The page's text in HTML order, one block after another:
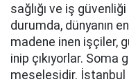
sağlığı ve iş
durumda, dünyanın
madene inen işçiler,
inip çıkıyorlar. Soma
meselesidir. İstanbul